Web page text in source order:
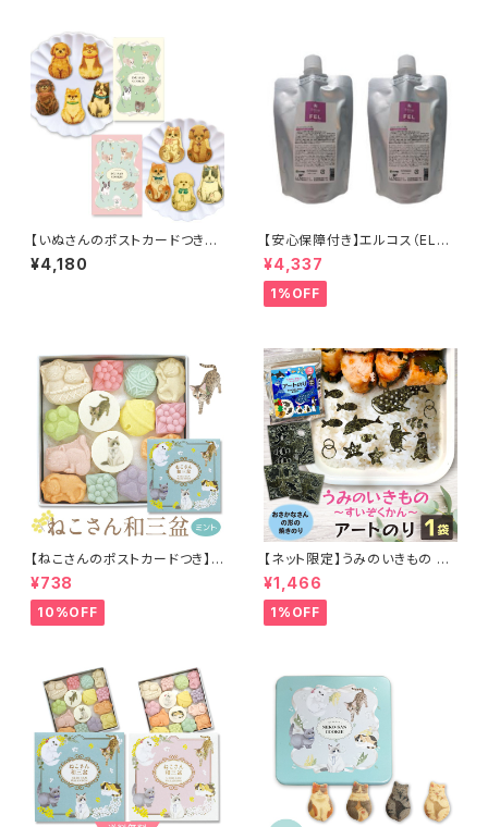
【いぬさんのポストカードつき】
犬 お菓子 クッキー 焼き菓子 詰
め合わせ いぬさんクッキー ( 10
んわん プレゼント 送料無料
¥4,180
【安心保障付き】エルコス（ELLC
OS） Eセラップ FEL（旧 パワー
フィーリング＋）200g 2個セット
ダメージケア ダメージヘア ヘア
ケア シャンプー トリートメント
¥4,337
1%OFF
【ねこさんのポストカードつき】
ねこさん和三盆 ミント 和三盆糖
さぬき和三盆
¥738
10%OFF
【ネット限定】うみのいきもの ～
すいぞくかん～ アートのり 海苔
19種類 ( 切り抜き76枚入 ) 全
形2枚分 ジンベイザメ クラゲ シ
ャチ イルカ マンタ 魚焼き海苔
ぎり メール便送料無料【12月入
荷】
¥1,466
1%OFF